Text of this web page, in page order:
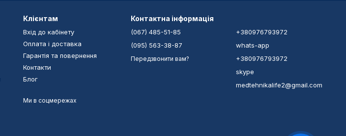
Клієнтам
Вхід до кабінету
Оплата і доставка
Гарантія та повернення
Контакти
Блог
Ми в соцмережах
Контактна інформація
(067) 485-51-85
(095) 563-38-87
Передзвонити вам?
+380976793972
whats-app
+380976793972
skype
medtehnikalife2@gmail.com